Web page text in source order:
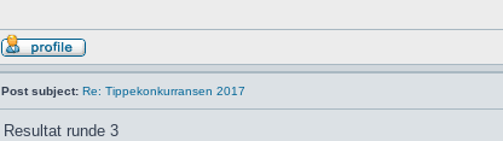
Post subject: Re: Tippekonkurransen 2017
Resultat runde 3